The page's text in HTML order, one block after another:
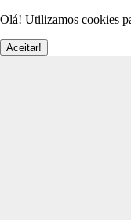
Olá! Utilizamos cookies
Aceitar!